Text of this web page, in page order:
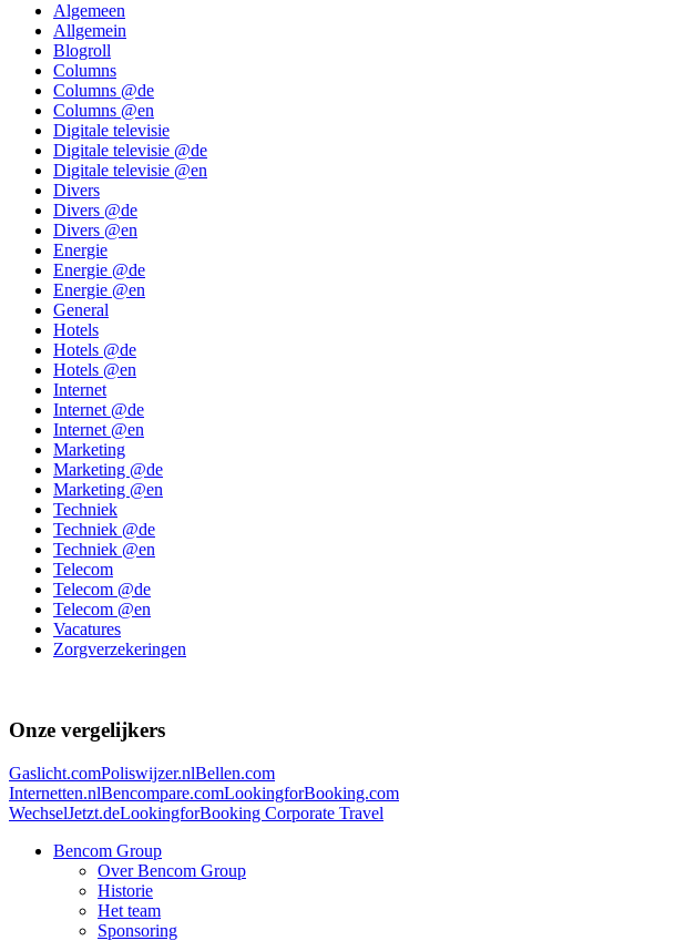
Algemeen
Allgemein
Blogroll
Columns
Columns @de
Columns @en
Digitale televisie
Digitale televisie @de
Digitale televisie @en
Divers
Divers @de
Divers @en
Energie
Energie @de
Energie @en
General
Hotels
Hotels @de
Hotels @en
Internet
Internet @de
Internet @en
Marketing
Marketing @de
Marketing @en
Techniek
Techniek @de
Techniek @en
Telecom
Telecom @de
Telecom @en
Vacatures
Zorgverzekeringen
Onze vergelijkers
Gaslicht.comPoliswijzer.nlBellen.com
Internetten.nlBencompare.comLookingforBooking.com
WechselJetzt.deLookingforBooking Corporate Travel
Bencom Group
Over Bencom Group
Historie
Het team
Sponsoring